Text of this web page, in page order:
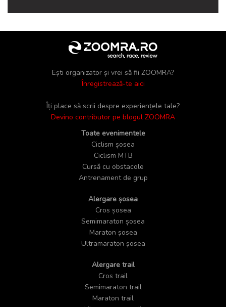
Ești organizator și vrei să fii ZOOMRA?
Înregistrează-te aici
Îți place să scrii despre experiențele tale?
Devino contributor pe blogul ZOOMRA
Toate evenimentele
Ciclism șosea
Ciclism MTB
Cursă cu obstacole
Antrenament de grup
Alergare șosea
Cros șosea
Semimaraton șosea
Maraton șosea
Ultramaraton șosea
Alergare trail
Cros trail
Semimaraton trail
Maraton trail